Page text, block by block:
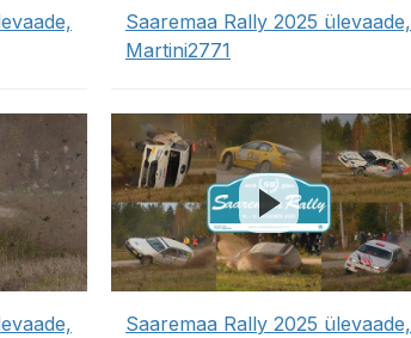
Saaremaa Rally 2025 ülevaade,
Martini2771
Saaremaa Rally 2025 ülevaade,